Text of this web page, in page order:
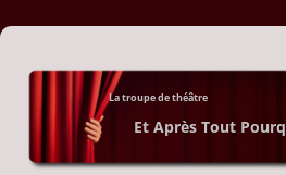
La troupe de théâtre
Et Après Tout